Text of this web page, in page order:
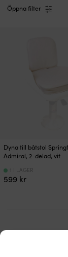
Öppna filter
Dyna till båtstol
Admiral, 2-delad, vit
599 kr
1 I LAGER